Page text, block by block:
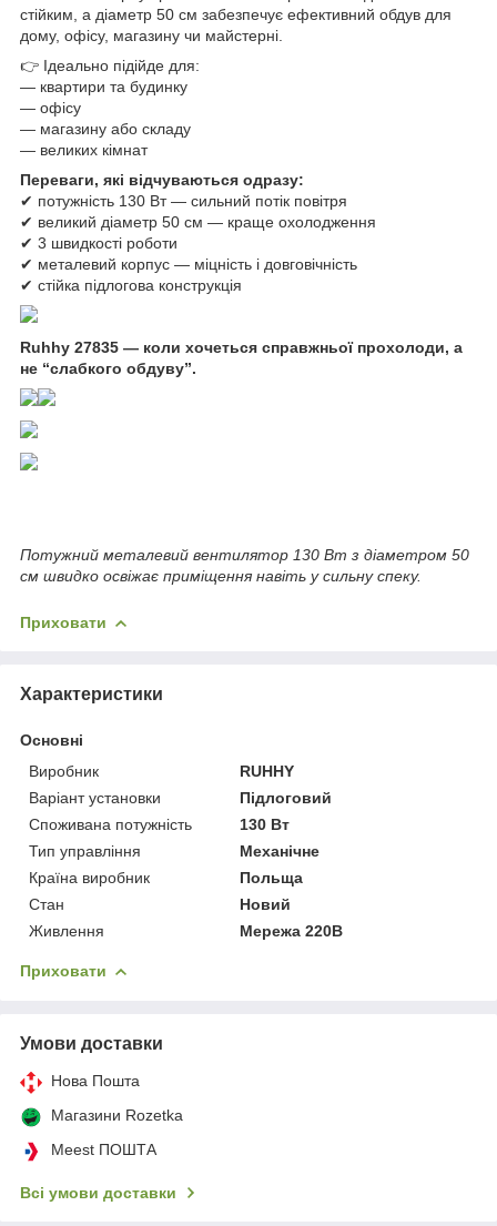
стійким, а діаметр 50 см забезпечує ефективний обдув для
дому, офісу, магазину чи майстерні.
👉 Ідеально підійде для:
— квартири та будинку
— офісу
— магазину або складу
— великих кімнат
Переваги, які відчуваються одразу:
✔ потужність 130 Вт — сильний потік повітря
✔ великий діаметр 50 см — краще охолодження
✔ 3 швидкості роботи
✔ металевий корпус — міцність і довговічність
✔ стійка підлогова конструкція
Ruhhy 27835 — коли хочеться справжньої прохолоди, а
не “слабкого обдуву”.
Потужний металевий вентилятор 130 Вт з діаметром 50
см швидко освіжає приміщення навіть у сильну спеку.
Приховати
Характеристики
Основні
Виробник
RUHHY
Варіант установки
Підлоговий
Споживана потужність
130 Вт
Тип управління
Механічне
Країна виробник
Польща
Стан
Новий
Живлення
Мережа 220В
Приховати
Умови доставки
Нова Пошта
Магазини Rozetka
Meest ПОШТА
Всі умови доставки